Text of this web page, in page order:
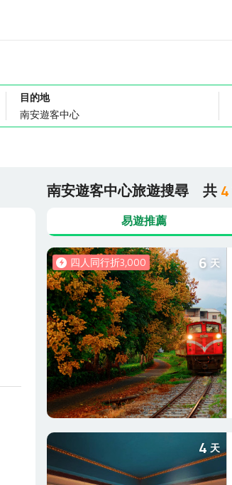
目的地
南安遊客中心旅遊搜尋 共 4
易遊推薦
四人同行折3,000 6 天
4 天